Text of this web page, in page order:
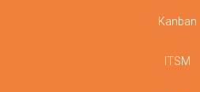
Kanban
ITSM